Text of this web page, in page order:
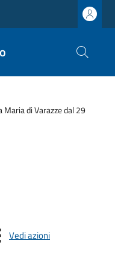
di Varazze dal 29
Vedi azioni